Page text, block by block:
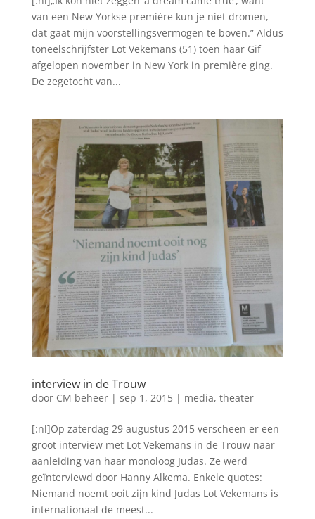
van een New Yorkse première kun je niet dromen,
dat gaat mijn voorstellingsvermogen te boven.” Aldus
toneelschrijfster Lot Vekemans (51) toen haar Gif
afgelopen november in New York in première ging.
De zegetocht van...
interview in de Trouw
door CM beheer| sep 1, 2015| media, theater
[:nl]Op zaterdag 29 augustus 2015 verscheen er een
groot interview met Lot Vekemans in de Trouw naar
aanleiding van haar monoloog Judas. Ze werd
geïnterviewd door Hanny Alkema. Enkele quotes:
Niemand noemt ooit zijn kind Judas Lot Vekemans is
internationaal de meest...